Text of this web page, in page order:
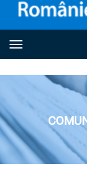
Toggle navigation